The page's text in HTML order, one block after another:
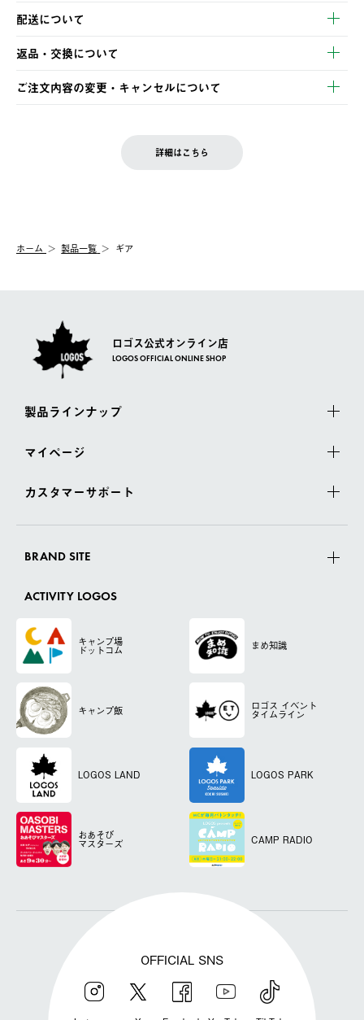
以下のいずれかの方法でお支払いいただけます。
・クレジットカード決済
・コンビニ決済
・Pay-easy決済
配送について
【発送スケジュール】
ご注文・ご入金完了より2営業日以内に商品を発送いたします。
土日祝の発送はございませんので、木曜日以降のご注文は週明け
の発送となる場合がございます。
【配送業者】
佐川急便にて配送されます。
返品・交換について
※お客様都合の場合
お客様都合の返品にかかる送料は、お客様ご負担とさせていただ
一度お手元の商品を返品いただき、ご希望商品を再注文してくだ
ご注文内容の変更・キャンセルについて
LOGOS FAMILY会員の方は、会員マイページ内 購入履歴画面に
詳細はこちら
ホーム 製品一覧 ギア
ロゴス公式オンライン店
LOGOS OFFICIAL ONLINE SHOP
製品ラインナップ
マイページ
カスタマーサポート
BRAND SITE
ACTIVITY LOGOS
キャンプ場
ドットコム まめ知識
キャンプ飯 ロゴス イベント
タイムライン
LOGOS LAND LOGOS PARK
おあそび
マスターズ CAMP RADIO
OFFICIAL SNS